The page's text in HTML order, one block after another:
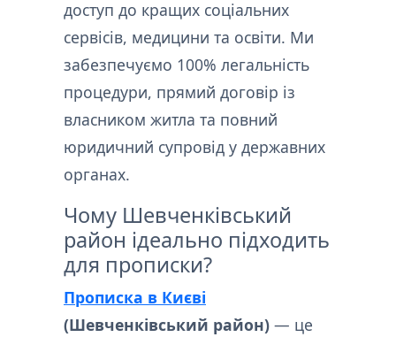
доступ до кращих соціальних
сервісів, медицини та освіти. Ми
забезпечуємо 100% легальність
процедури, прямий договір із
власником житла та повний
юридичний супровід у державних
органах.
Чому Шевченківський
район ідеально підходить
для прописки?
Прописка в Києві
(Шевченківський район) — це